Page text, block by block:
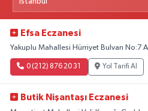
Efsa Eczanesi
Yakuplu Mahallesi Hürriyet Bulvarı No:7 A
0 (212) 876 20 31 Yol Tarifi Al
Butik Nişantaşı Eczanesi